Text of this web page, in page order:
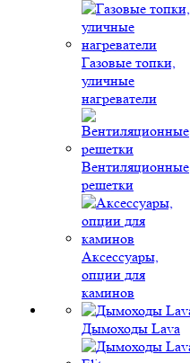
Газовые топки,
уличные
нагреватели
Вентиляционные
решетки
Аксессуары,
опции для
каминов
Дымоходы Lava